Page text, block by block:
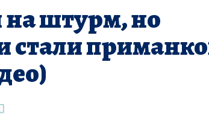
штурм, но
стали